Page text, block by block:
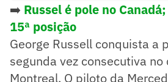
➡️ Russel é pole no
15ª posição
George Russell conquista a
segunda vez consecutiva
Montreal. O piloto da